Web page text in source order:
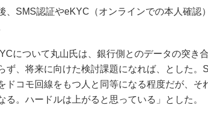
、SMS認証やeKYC（オンラインでの本人確認
について丸山氏は、銀行側とのデータの突き
ず、将来に向けた検討課題になれば、とした。
ドコモ回線をもつ人と同等になる程度だが、そ
る。ハードルは上がると思っている」とした。